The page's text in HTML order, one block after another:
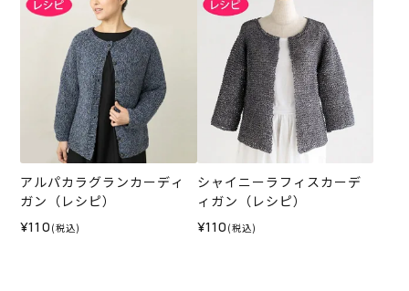
アルパカラグランカーディ
ガン（レシピ）
¥110 (税込)
シャイニーラフィスカーデ
ィガン（レシピ）
¥110 (税込)